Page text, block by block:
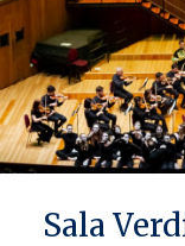
Sala